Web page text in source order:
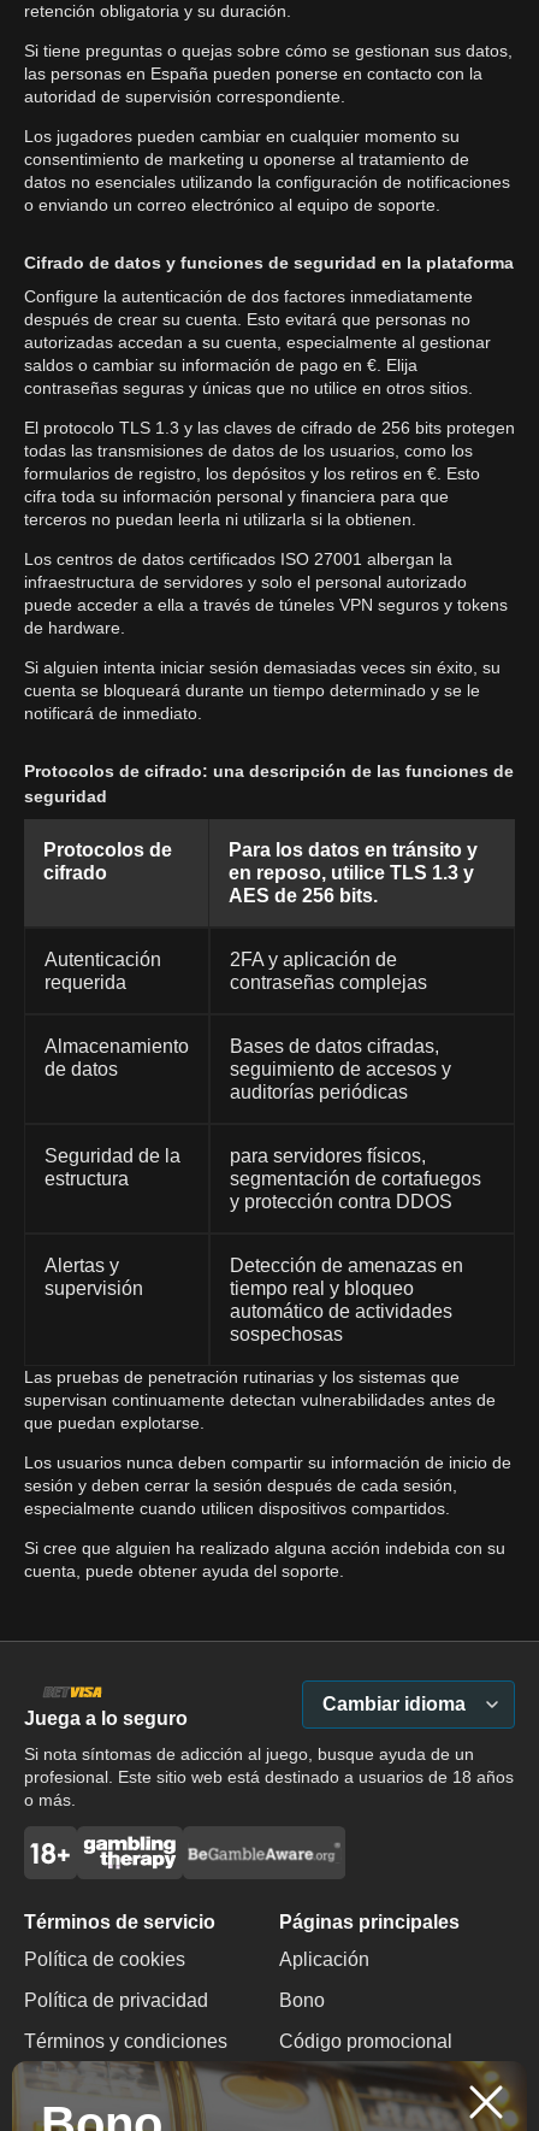
retención obligatoria y su duración.
Si tiene preguntas o quejas sobre cómo se gestionan sus datos,
las personas en España pueden ponerse en contacto con la
autoridad de supervisión correspondiente.
Los jugadores pueden cambiar en cualquier momento su
consentimiento de marketing u oponerse al tratamiento de
datos no esenciales utilizando la configuración de notificaciones
o enviando un correo electrónico al equipo de soporte.
Cifrado de datos y funciones de seguridad en la plataforma
Configure la autenticación de dos factores inmediatamente
después de crear su cuenta. Esto evitará que personas no
autorizadas accedan a su cuenta, especialmente al gestionar
saldos o cambiar su información de pago en €. Elija
contraseñas seguras y únicas que no utilice en otros sitios.
El protocolo TLS 1.3 y las claves de cifrado de 256 bits protegen
todas las transmisiones de datos de los usuarios, como los
formularios de registro, los depósitos y los retiros en €. Esto
cifra toda su información personal y financiera para que
terceros no puedan leerla ni utilizarla si la obtienen.
Los centros de datos certificados ISO 27001 albergan la
infraestructura de servidores y solo el personal autorizado
puede acceder a ella a través de túneles VPN seguros y tokens
de hardware.
Si alguien intenta iniciar sesión demasiadas veces sin éxito, su
cuenta se bloqueará durante un tiempo determinado y se le
notificará de inmediato.
Protocolos de cifrado: una descripción de las funciones de
seguridad
Protocolos de
cifrado
Para los datos en tránsito y
en reposo, utilice TLS 1.3 y
AES de 256 bits.
Autenticación
requerida
2FA y aplicación de
contraseñas complejas
Almacenamiento
de datos
Bases de datos cifradas,
seguimiento de accesos y
auditorías periódicas
Seguridad de la
estructura
para servidores físicos,
segmentación de cortafuegos
y protección contra DDOS
Alertas y
supervisión
Detección de amenazas en
tiempo real y bloqueo
automático de actividades
sospechosas
Las pruebas de penetración rutinarias y los sistemas que
supervisan continuamente detectan vulnerabilidades antes de
que puedan explotarse.
Los usuarios nunca deben compartir su información de inicio de
sesión y deben cerrar la sesión después de cada sesión,
especialmente cuando utilicen dispositivos compartidos.
Si cree que alguien ha realizado alguna acción indebida con su
cuenta, puede obtener ayuda del soporte.
Juega a lo seguro
Si nota síntomas de adicción al juego, busque ayuda de un
profesional. Este sitio web está destinado a usuarios de 18 años
o más.
Cambiar idioma
Términos de servicio
Política de cookies
Política de privacidad
Términos y condiciones
Juego responsable
Páginas principales
Aplicación
Bono
Código promocional
Sin depósito de
bonificación